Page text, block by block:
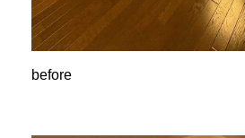
before